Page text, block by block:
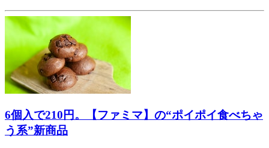
6個入で210円。【ファミマ】の“ポイポイ食べちゃ
う系”新商品